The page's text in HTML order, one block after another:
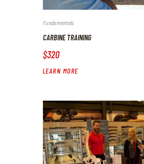
Fundamentals
CARBINE TRAINING
$320
LEARN MORE